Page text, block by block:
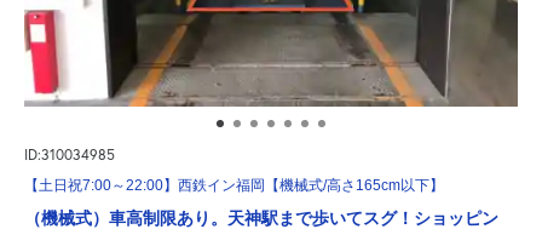
ID:310034985
【土日祝7:00～22:00】西鉄イン福岡【機械式/高さ165cm以下】
（機械式）車高制限あり。天神駅まで歩いてスグ！ショッピン